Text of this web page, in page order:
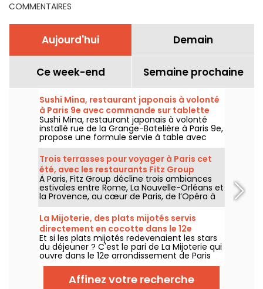
COMMENTAIRES
Aujourd'hui Demain
Ce week-end Semaine prochaine
Sushi Mina, restaurant japonais à volonté
à Paris 9e avec commande sur tablette
Sushi Mina, restaurant japonais à volonté
installé rue de la Grange-Batelière à Paris 9e,
propose une formule servie à table avec
commande sur tablette. Sushis, makis,
gyozas, brochettes et plats préparés à la
demande sont proposés midi et soir, du
mardi au dimanche.
Trois terrasses pour voyager à Paris cet
été, avec les restaurants Fitz Group
À Paris, Fitz Group décline trois ambiances
estivales entre Rome, La Nouvelle-Orléans et
la Provence, au cœur de Paris, de l’Opéra à
la Tour Eiffel. Chaque adresse, grâce à sa
terrasse, offre une escale à part entière,
sans quitter la capitale .
La Mijoterie, des plats mijotés servis
directement en cocotte dans le 12e
arrondissement
Et si les plats mijotés redevenaient les stars
du déjeuner ? C'est le pari de La Mijoterie qui
ouvre dans le 12e arrondissement de Paris
avec une cuisine de longue cuisson
imaginée par le chef Augustin Garnier et
servie directement dans des cocottes.
Affinez votre recherche